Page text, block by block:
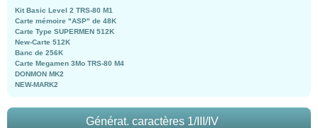
Kit Basic Level 2 TRS-80 M1
Carte mémoire "ASP" de 48K
Carte Type SUPERMEN 512K
New-Carte 512K
Banc de 256K
Carte Megamen 3Mo TRS-80 M4
DONMON MK2
NEW-MARK2
Générat. caractères 1/III/IV